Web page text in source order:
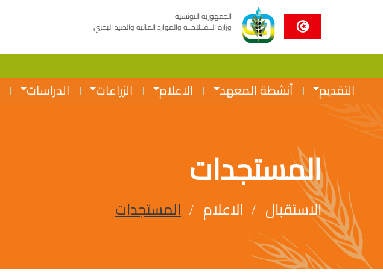
الجمهورية التونسية
وزارة الــفــلاحــة والموارد المائية والصيد البحري
التقديم أنشطة المعهد الاعلام الزراعات الدراسات
المستجدات
الاستقبال الاعلام المستجدات